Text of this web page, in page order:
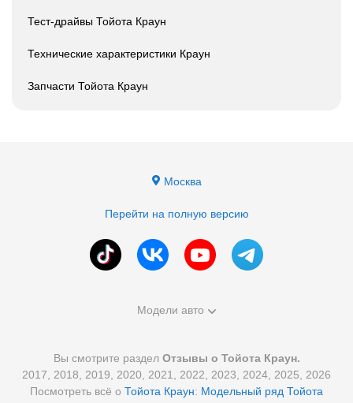
Тест-драйвы Тойота Краун
Технические характеристики Краун
Запчасти Тойота Краун
Москва
Перейти на полную версию
Модели авто
Вы смотрите раздел Отзывы о Тойота Краун.
2017, 2018, 2019, 2020, 2021, 2022, 2023, 2024, 2025, 2026
Посмотреть всё о Тойота Краун: Модельный ряд Тойота